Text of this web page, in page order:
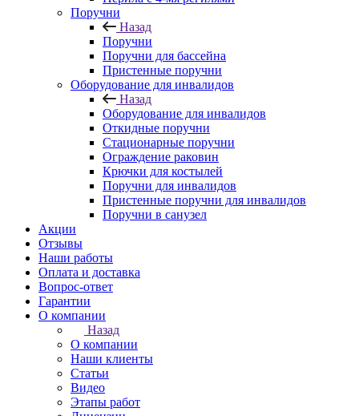
Поручни
Назад
Поручни
Поручни для бассейна
Пристенные поручни
Оборудование для инвалидов
Назад
Оборудование для инвалидов
Откидные поручни
Стационарные поручни
Ограждение раковин
Крючки для костылей
Поручни для инвалидов
Пристенные поручни для инвалидов
Поручни в санузел
Акции
Отзывы
Наши работы
Оплата и доставка
Вопрос-ответ
Гарантии
О компании
Назад
О компании
Наши клиенты
Статьи
Видео
Этапы работ